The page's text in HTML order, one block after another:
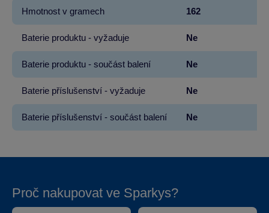
Hmotnost v gramech 162
Baterie produktu - vyžaduje Ne
Baterie produktu - součást balení Ne
Baterie příslušenství - vyžaduje Ne
Baterie příslušenství - součást balení Ne
Proč nakupovat ve Sparkys?